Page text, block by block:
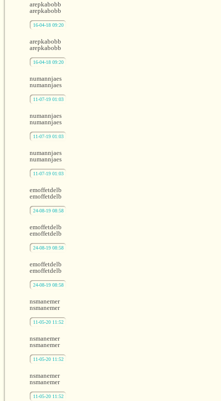
arepkabobb
arepkabobb
16-04-18 09:20
arepkabobb
arepkabobb
16-04-18 09:20
numannjaes
numannjaes
11-07-19 01:03
numannjaes
numannjaes
11-07-19 01:03
numannjaes
numannjaes
11-07-19 01:03
emoffetdelb
emoffetdelb
24-08-19 08:58
emoffetdelb
emoffetdelb
24-08-19 08:58
emoffetdelb
emoffetdelb
24-08-19 08:58
nsmanemer
nsmanemer
11-05-20 11:52
nsmanemer
nsmanemer
11-05-20 11:52
nsmanemer
nsmanemer
11-05-20 11:52